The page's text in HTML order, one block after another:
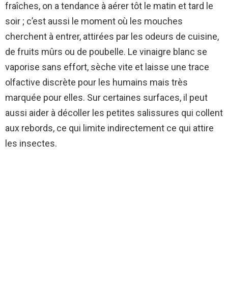
fraîches, on a tendance à aérer tôt le matin et tard le
soir ; c’est aussi le moment où les mouches
cherchent à entrer, attirées par les odeurs de cuisine,
de fruits mûrs ou de poubelle. Le vinaigre blanc se
vaporise sans effort, sèche vite et laisse une trace
olfactive discrète pour les humains mais très
marquée pour elles. Sur certaines surfaces, il peut
aussi aider à décoller les petites salissures qui collent
aux rebords, ce qui limite indirectement ce qui attire
les insectes.